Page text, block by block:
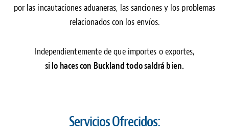
por las incautaciones aduaneras, las sanciones y los problemas
relacionados con los envíos.
Independientemente de que importes o exportes,
si lo haces con Buckland todo saldrá bien.
Servicios Ofrecidos: